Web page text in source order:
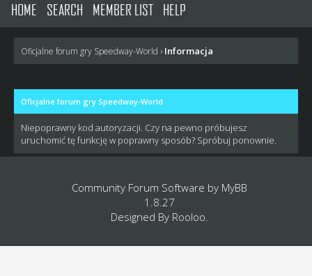
HOME SEARCH MEMBER LIST HELP
Oficjalne forum gry Speedway-World › Informacja
Oficjalne forum gry Speedway-World
Niepoprawny kod autoryzacji. Czy na pewno próbujesz
uruchomić tę funkcję w poprawny sposób? Spróbuj ponownie.
Community Forum Software by MyBB
1.8.27
Designed By Rooloo.